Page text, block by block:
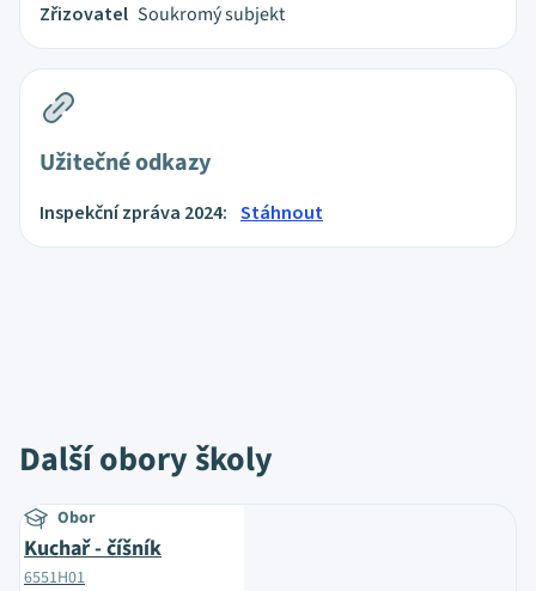
Zřizovatel Soukromý subjekt
Užitečné odkazy
Inspekční zpráva 2024: Stáhnout
Další obory školy
Obor
Kuchař - číšník
6551H01